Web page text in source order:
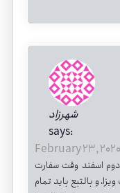
شهرزاد
says:
February 23,
اسفند وقت سفارت
و بالتبع باید تمام